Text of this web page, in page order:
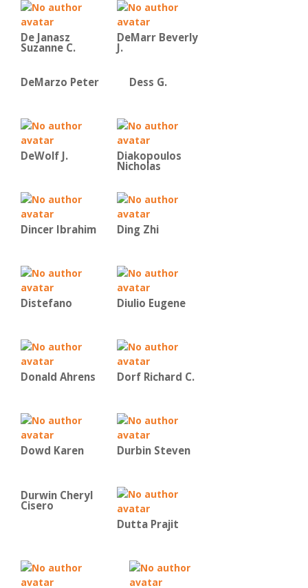
De Janasz
Suzanne C.
DeMarr Beverly
J.
DeMarzo Peter Dess G.
DeWolf J. Diakopoulos
Nicholas
Dincer Ibrahim Ding Zhi
Distefano Diulio Eugene
Donald Ahrens Dorf Richard C.
Dowd Karen Durbin Steven
Durwin Cheryl
Cisero
Dutta Prajit